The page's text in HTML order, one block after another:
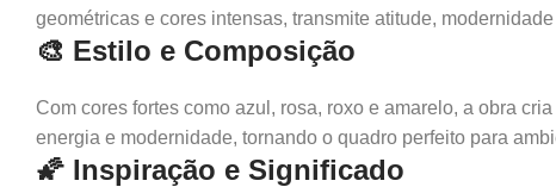
geométricas e cores intensas, transmite atitude,
🎨 Estilo e Composição
Com cores fortes como azul, rosa, roxo e amarelo, a obra
energia e modernidade, tornando o quadro perfeito para
🌠 Inspiração e Significado